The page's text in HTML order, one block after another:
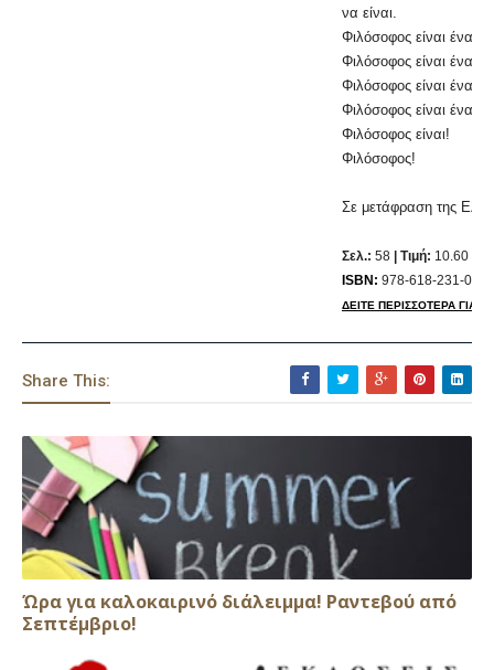
να είναι.
Φιλόσοφος είναι ένας
Φιλόσοφος είναι ένας
Φιλόσοφος είναι ένας
Φιλόσοφος είναι ένας
Φιλόσοφος είναι!
Φιλόσοφος!
Σε μετάφραση της
Σελ.: 58 | Τιμή: 10.60
ISBN: 978-618-231-
ΔΕΙΤΕ ΠΕΡΙΣΣΟΤΕΡΑ ΓΙΑ
Share This:
Ώρα για καλοκαιρινό διάλειμμα! Ραντεβού από
Σεπτέμβριο!